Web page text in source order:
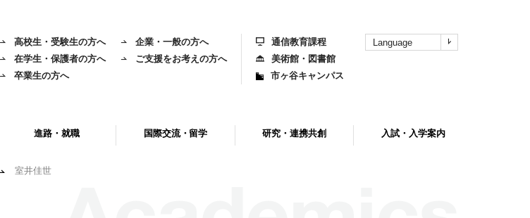
Language
通信教育課程
美術館・図書館
市ヶ谷キャンパス
高校生・受験生の方へ
在学生・保護者の方へ
卒業生の方へ
企業・一般の方へ
ご支援をお考えの方へ
進路・就職 国際交流・留学 研究・連携共創 入試・入学案内
室井佳世